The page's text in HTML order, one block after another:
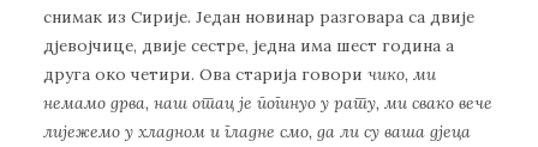
снимак из Сирије. Један новинар разговара са двије
дјевојчице, двије сестре, једна има шест година а
друга око четири. Ова старија говори чико, ми
немамо дрва, наш отац је погинуо у рату, ми свако вече
лијежемо у хладном и гладне смо, да ли су ваша дјеца